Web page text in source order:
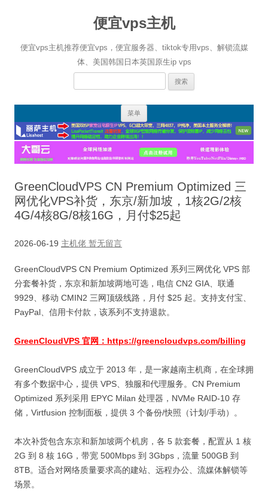
便宜vps主机
便宜vps主机推荐便宜vps，便宜服务器、tiktok专用vps、解锁流媒
体、美国韩国日本英国原生ip vps
搜
菜单
正
文
GreenCloudVPS CN Premium Optimized 三
网优化VPS补货，东京/新加坡，1核2G/2核
4G/4核8G/8核16G，月付$25起
2026-06-19 主机佬 暂无留言
GreenCloudVPS CN Premium Optimized 系列三网优化 VPS 部
分套餐补货，东京和新加坡两地可选，电信 CN2 GIA、联通
9929、移动 CMIN2 三网顶级线路，月付 $25 起。支持支付宝、
PayPal、信用卡付款，该系列不支持退款。
GreenCloudVPS 官网：https://greencloudvps.com/billing
GreenCloudVPS 成立于 2013 年，是一家越南主机商，在全球拥
有多个数据中心，提供 VPS、独服和代理服务。CN Premium
Optimized 系列采用 EPYC Milan 处理器，NVMe RAID-10 存
储，Virtfusion 控制面板，提供 3 个备份/快照（计划/手动）。
本次补货包含东京和新加坡两个机房，各 5 款套餐，配置从 1 核
2G 到 8 核 16G，带宽 500Mbps 到 3Gbps，流量 500GB 到
8TB。适合对网络质量要求高的建站、远程办公、流媒体解锁等
场景。